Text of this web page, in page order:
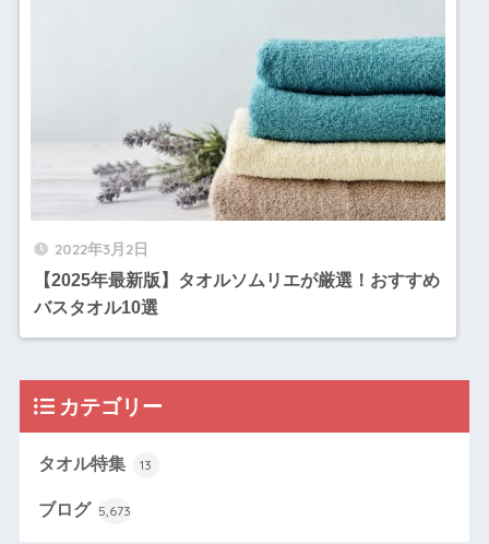
2022年3月2日
【2025年最新版】タオルソムリエが厳選！おすすめ
バスタオル10選
カテゴリー
タオル特集 13
ブログ 5,673